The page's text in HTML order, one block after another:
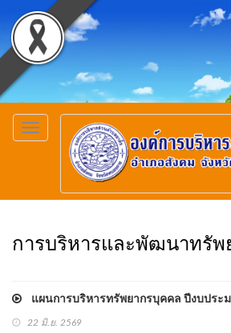
Toggle
navigation
การบริหารและพัฒนาทรัพ
แผนการบริหารทรัพยากรบุคคล ปีงบประ
22 มิ.ย. 2569